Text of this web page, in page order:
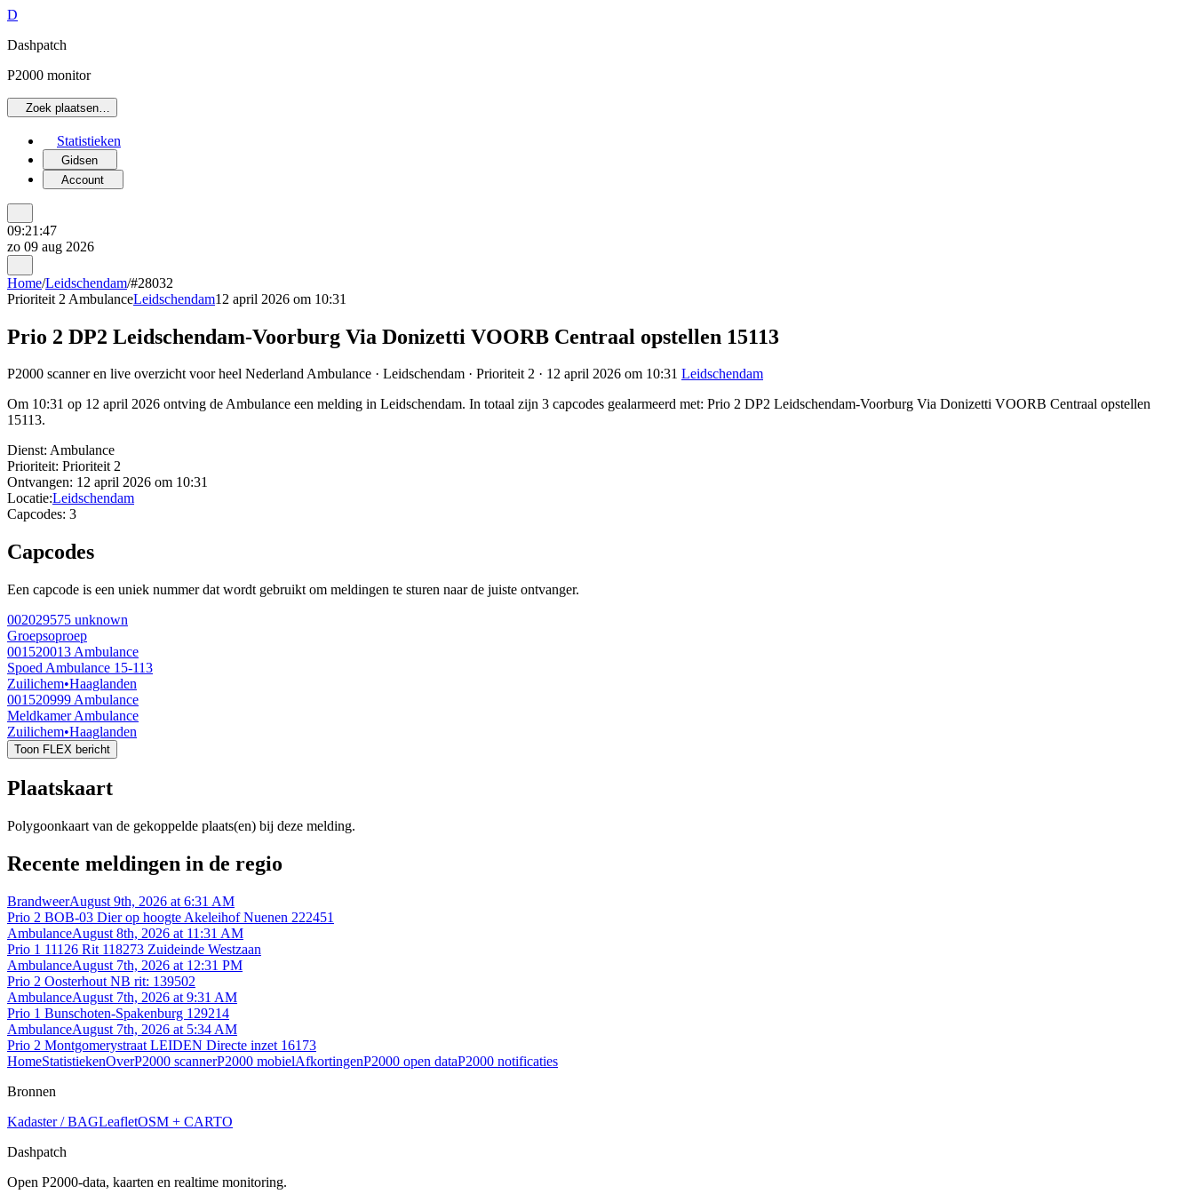
D
Dashpatch
P2000 monitor
Zoek plaatsen…
Statistieken
Gidsen
Account
09:21:47
zo 09 aug 2026
Home/Leidschendam/#28032
Prioriteit 2 AmbulanceLeidschendam12 april 2026 om 10:31
Prio 2 DP2 Leidschendam-Voorburg Via Donizetti VOORB Centraal opstellen 15113
P2000 scanner en live overzicht voor heel Nederland Ambulance · Leidschendam · Prioriteit 2 · 12 april 2026 om 10:31 Leidschendam
Om 10:31 op 12 april 2026 ontving de Ambulance een melding in Leidschendam. In totaal zijn 3 capcodes gealarmeerd met: Prio 2 DP2 Leidschendam-Voorburg Via Donizetti VOORB Centraal opstellen
15113.
Dienst: Ambulance
Prioriteit: Prioriteit 2
Ontvangen: 12 april 2026 om 10:31
Locatie:Leidschendam
Capcodes: 3
Capcodes
Een capcode is een uniek nummer dat wordt gebruikt om meldingen te sturen naar de juiste ontvanger.
002029575 unknown
Groepsoproep
001520013 Ambulance
Spoed Ambulance 15-113
Zuilichem•Haaglanden
001520999 Ambulance
Meldkamer Ambulance
Zuilichem•Haaglanden
Toon FLEX bericht
Plaatskaart
Polygoonkaart van de gekoppelde plaats(en) bij deze melding.
Recente meldingen in de regio
BrandweerAugust 9th, 2026 at 6:31 AM
Prio 2 BOB-03 Dier op hoogte Akeleihof Nuenen 222451
AmbulanceAugust 8th, 2026 at 11:31 AM
Prio 1 11126 Rit 118273 Zuideinde Westzaan
AmbulanceAugust 7th, 2026 at 12:31 PM
Prio 2 Oosterhout NB rit: 139502
AmbulanceAugust 7th, 2026 at 9:31 AM
Prio 1 Bunschoten-Spakenburg 129214
AmbulanceAugust 7th, 2026 at 5:34 AM
Prio 2 Montgomerystraat LEIDEN Directe inzet 16173
HomeStatistiekenOverP2000 scannerP2000 mobielAfkortingenP2000 open dataP2000 notificaties
Bronnen
Kadaster / BAGLeafletOSM + CARTO
Dashpatch
Open P2000-data, kaarten en realtime monitoring.